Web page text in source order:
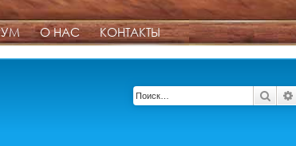
О НАС КОНТАКТЫ
Поиск